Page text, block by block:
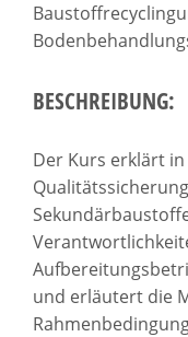
BESCHREIBUNG:
Der Kurs erklärt
und erläutert die